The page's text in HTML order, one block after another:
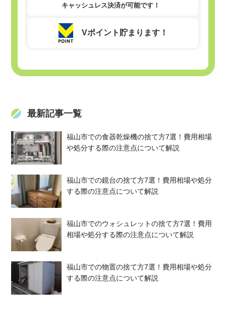
キャッシュレス決済が可能です！
Vポイント貯まります！
最新記事一覧
福山市での食器乾燥機の捨て方7選！費用相場
や処分する際の注意点について解説
福山市での鏡台の捨て方7選！費用相場や処分
する際の注意点について解説
福山市でのウォシュレットの捨て方7選！費用
相場や処分する際の注意点について解説
福山市での物置の捨て方7選！費用相場や処分
する際の注意点について解説